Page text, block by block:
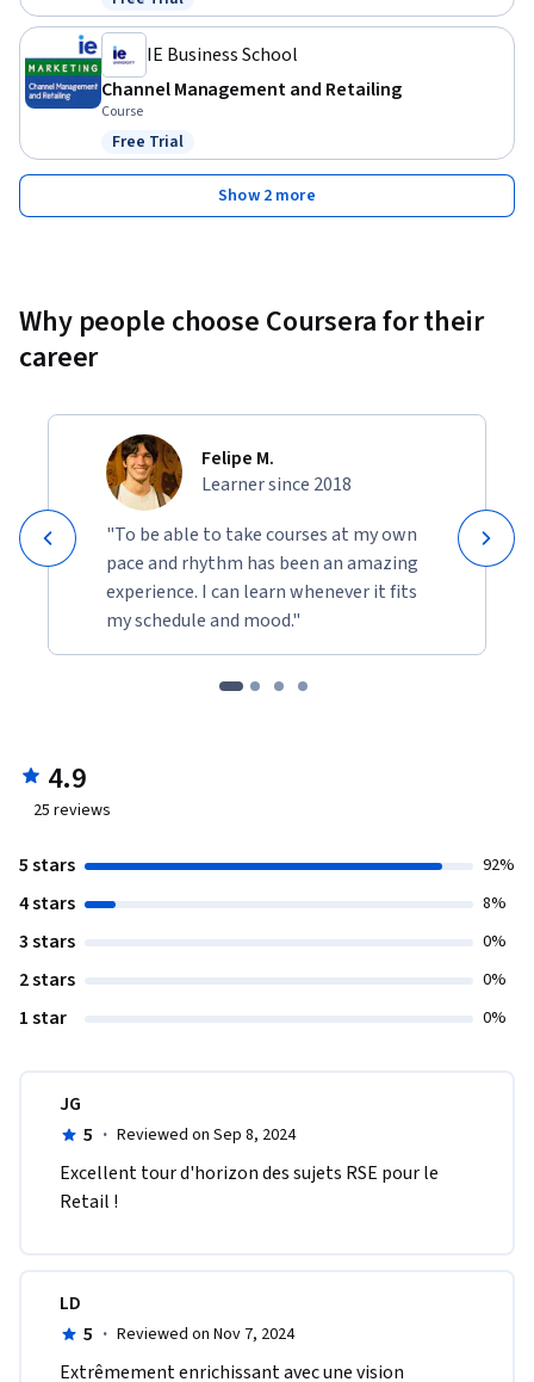
Status: Free Trial
IE Business School
Channel Management and Retailing
Course
Status: Free Trial
Free Trial
Show 2 more
Why people choose Coursera for their
career
Felipe M.
Learner since 2018
"To be able to take courses at my own
pace and rhythm has been an amazing
experience. I can learn whenever it fits
my schedule and mood."
4.9
25 reviews
5 stars 92%
4 stars 8%
3 stars 0%
2 stars 0%
1 star 0%
JG
5 · Reviewed on Sep 8, 2024
Excellent tour d'horizon des sujets RSE pour le
Retail !
LD
5 · Reviewed on Nov 7, 2024
Extrêmement enrichissant avec une vision